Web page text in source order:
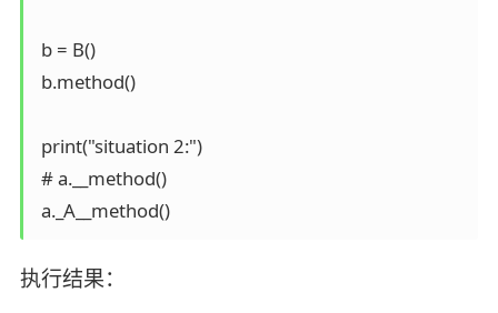
b = B()
b.method()
print("situation 2:")
# a.__method()
a._A__method()
执行结果：